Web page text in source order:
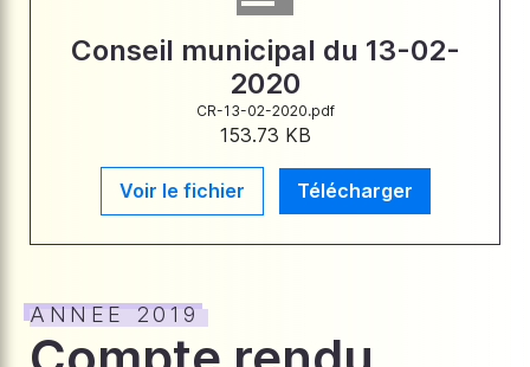
Conseil municipal du 13-02-
2020
CR-13-02-2020.pdf
153.73 KB
Voir le fichier Télécharger
ANNEE 2019